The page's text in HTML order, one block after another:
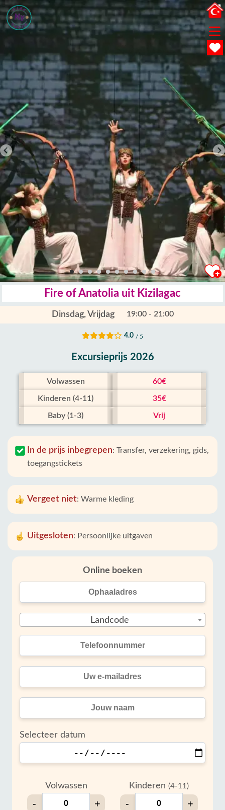
Fire of Anatolia uit Kizilagac
Dinsdag, Vrijdag 19:00 - 21:00
4.0 / 5
Excursieprijs 2026
Volwassen 60€
Kinderen (4-11) 35€
Baby (1-3) Vrij
In de prijs inbegrepen: Transfer, verzekering, gids,
toegangstickets
Vergeet niet: Warme kleding
Uitgesloten: Persoonlijke uitgaven
Online boeken
Landcode
Selecteer datum
Volwassen
- +
Kinderen (4-11)
- +